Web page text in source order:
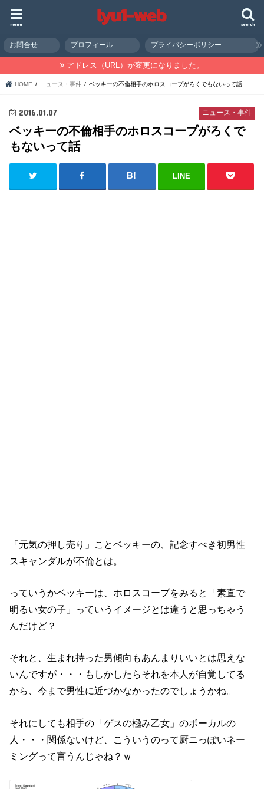
search
menu
お問合せ プロフィール プライバシーポリシー
アドレス（URL）が変更になりました。
HOME ニュース・事件 ベッキーの不倫相手のホロスコープがろくでもないって話
ニュース・事件
2016.01.07
ベッキーの不倫相手のホロスコープがろくで
もないって話
LINE
「元気の押し売り」ことベッキーの、記念すべき初男性
スキャンダルが不倫とは。
っていうかベッキーは、ホロスコープをみると「素直で
明るい女の子」っていうイメージとは違うと思っちゃう
んだけど？
それと、生まれ持った男傾向もあんまりいいとは思えな
いんですが・・・もしかしたらそれを本人が自覚してる
から、今まで男性に近づかなかったのでしょうかね。
それにしても相手の「ゲスの極み乙女」のボーカルの
人・・・関係ないけど、こういうのって厨ニっぽいネー
ミングって言うんじゃね？ｗ